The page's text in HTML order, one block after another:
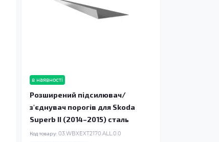
в наявності
Розширений підсилювач/
з'єднувач порогів для Skoda
Superb II (2014–2015) сталь
Код товару: 03.WBXEXT2170.ALL.0.0